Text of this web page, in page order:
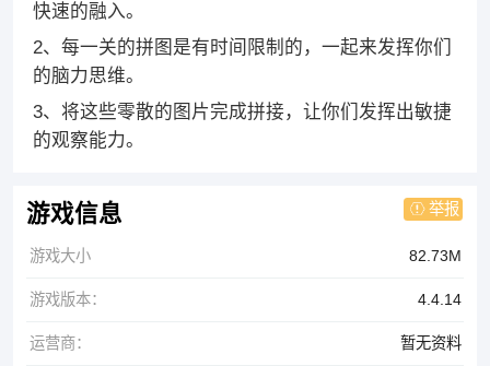
快速的融入。
2、每一关的拼图是有时间限制的，一起来发挥你们
的脑力思维。
3、将这些零散的图片完成拼接，让你们发挥出敏捷
的观察能力。
游戏信息 举报
游戏大小 82.73M
游戏版本： 4.4.14
运营商： 暂无资料